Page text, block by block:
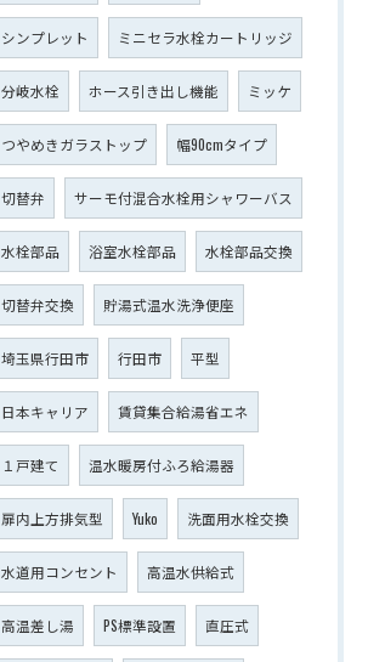
シンプレット ミニセラ水栓カートリッジ
分岐水栓 ホース引き出し機能 ミッケ
つやめきガラストップ 幅90cmタイプ
切替弁 サーモ付混合水栓用シャワーバス
水栓部品 浴室水栓部品 水栓部品交換
切替弁交換 貯湯式温水洗浄便座
埼玉県行田市 行田市 平型
日本キャリア 賃貸集合給湯省エネ
１戸建て 温水暖房付ふろ給湯器
扉内上方排気型 Yuko 洗面用水栓交換
水道用コンセント 高温水供給式
高温差し湯 PS標準設置 直圧式